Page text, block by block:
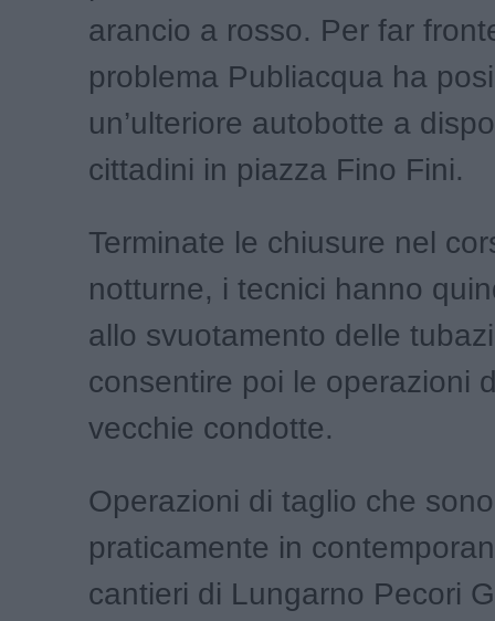
arancio a rosso. Per far
problema Publiacqua ha
un’ulteriore autobotte a
cittadini in piazza Fino Fini.
Terminate le chiusure nel
notturne, i tecnici hanno
allo svuotamento delle
consentire poi le operazioni
vecchie condotte.
Operazioni di taglio che
praticamente in
cantieri di Lungarno Pecori